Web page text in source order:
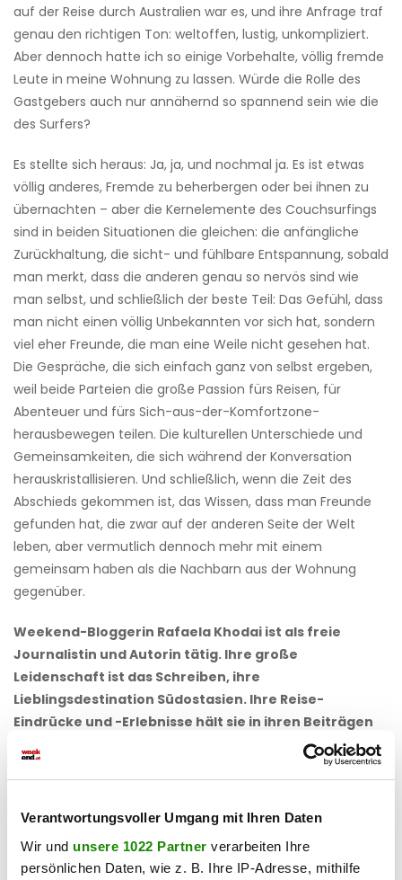
Verantwortungsvoller Umgang mit Ihren Daten
Wir und unsere 1022 Partner verarbeiten Ihre
persönlichen Daten, wie z. B. Ihre IP-Adresse, mithilfe
auf der Reise durch Australien war es, und ihre Anfrage traf
genau den richtigen Ton: weltoffen, lustig, unkompliziert.
Aber dennoch hatte ich so einige Vorbehalte, völlig fremde
Leute in meine Wohnung zu lassen. Würde die Rolle des
Gastgebers auch nur annähernd so spannend sein wie die
des Surfers?
Es stellte sich heraus: Ja, ja, und nochmal ja. Es ist etwas
völlig anderes, Fremde zu beherbergen oder bei ihnen zu
übernachten – aber die Kernelemente des Couchsurfings
sind in beiden Situationen die gleichen: die anfängliche
Zurückhaltung, die sicht- und fühlbare Entspannung, sobald
man merkt, dass die anderen genau so nervös sind wie
man selbst, und schließlich der beste Teil: Das Gefühl, dass
man nicht einen völlig Unbekannten vor sich hat, sondern
viel eher Freunde, die man eine Weile nicht gesehen hat.
Die Gespräche, die sich einfach ganz von selbst ergeben,
weil beide Parteien die große Passion fürs Reisen, für
Abenteuer und fürs Sich-aus-der-Komfortzone-
herausbewegen teilen. Die kulturellen Unterschiede und
Gemeinsamkeiten, die sich während der Konversation
herauskristallisieren. Und schließlich, wenn die Zeit des
Abschieds gekommen ist, das Wissen, dass man Freunde
gefunden hat, die zwar auf der anderen Seite der Welt
leben, aber vermutlich dennoch mehr mit einem
gemeinsam haben als die Nachbarn aus der Wohnung
gegenüber.
Weekend-Bloggerin Rafaela Khodai ist als freie
Journalistin und Autorin tätig. Ihre große
Leidenschaft ist das Schreiben, ihre
Lieblingsdestination Südostasien. Ihre Reise-
Eindrücke und -Erlebnisse hält sie in ihren Beiträgen
fest.
Feedback zu diesem Artikel.